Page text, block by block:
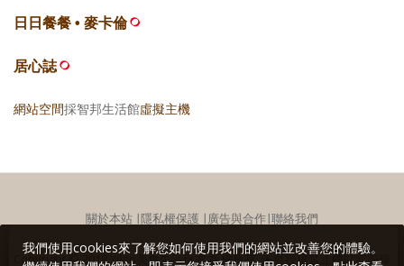
日日餐餐 • 麥卡倫
居心誌
網站空間採智邦生活館虛擬主機
關於本站 ∣隱私權保護 ∣ 廣告與合作∣聯絡我們
Copyright © 2018 Yilan美食生活玩家 版權所有 未經授權禁止轉貼或節錄
我們使用cookies來了解您如何使用我們的網站並改善您的體驗。